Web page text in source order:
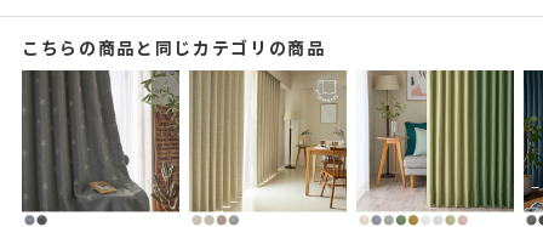
こちらの商品と同じカテゴリの商品